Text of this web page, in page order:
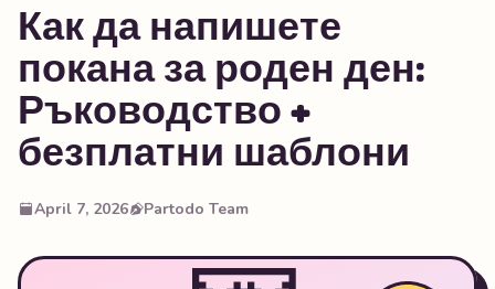
Как да напишете
покана за роден ден:
Ръководство +
безплатни шаблони
April 7, 2026 Partodo Team